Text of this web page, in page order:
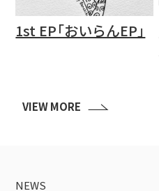
1st EP「おいらんEP」
VIEW MORE
NEWS